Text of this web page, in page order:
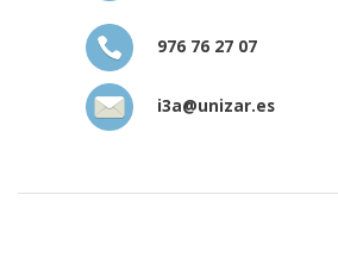
976 76 27 07
i3a@unizar.es